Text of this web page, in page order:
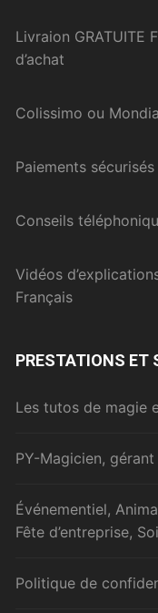
Livraion GRATUITE
d’achat
Colissimo ou
Paiements
Conseils
Vidéos
Français
PRESTATIONS ET
Les tutos de magie
PY-Magicien,
Événementiel,
Fête d’entreprise,
Politique de